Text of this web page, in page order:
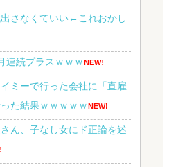
さなくていい←これおかし
連続プラスｗｗｗNEW!
イミーで行った会社に「直雇
た結果ｗｗｗｗｗNEW!
ん、子なし女にド正論を述